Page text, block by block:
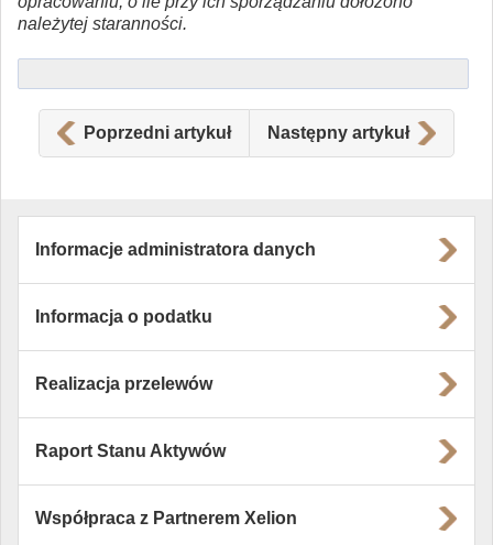
należytej staranności.
Poprzedni artykuł Następny artykuł
Informacje administratora danych
Informacja o podatku
Realizacja przelewów
Raport Stanu Aktywów
Współpraca z Partnerem Xelion